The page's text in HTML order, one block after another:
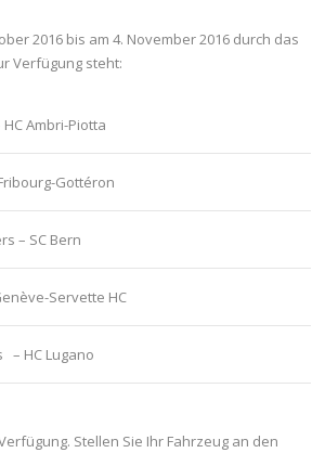
2016 bis am 4. November 2016 durch das
Verfügung steht:
HC Ambri-Piotta
Gottéron
– SC Bern
Servette HC
– HC Lugano
Stellen Sie Ihr Fahrzeug an den